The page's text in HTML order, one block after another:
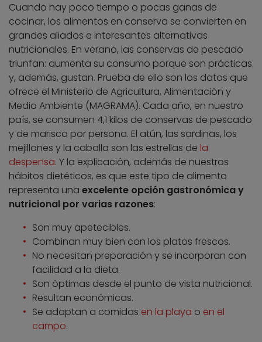
Cuando hay poco tiempo o pocas ganas de
cocinar, los alimentos en conserva se convierten en
grandes aliados e interesantes alternativas
nutricionales. En verano, las conservas de pescado
triunfan: aumenta su consumo porque son prácticas
y, además, gustan. Prueba de ello son los datos que
ofrece el Ministerio de Agricultura, Alimentación y
Medio Ambiente (MAGRAMA). Cada año, en nuestro
país, se consumen 4,1 kilos de conservas de pescado
y de marisco por persona. El atún, las sardinas, los
mejillones y la caballa son las estrellas de la
despensa. Y la explicación, además de nuestros
hábitos dietéticos, es que este tipo de alimento
representa una excelente opción gastronómica y
nutricional por varias razones:
Son muy apetecibles.
Combinan muy bien con los platos frescos.
No necesitan preparación y se incorporan con
facilidad a la dieta.
Son óptimas desde el punto de vista nutricional.
Resultan económicas.
Se adaptan a comidas en la playa o en el
campo.